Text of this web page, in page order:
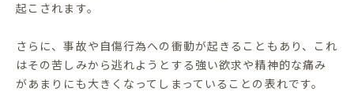
起こされます。
さらに、事故や自傷行為への衝動が起きることもあり、これ
はその苦しみから逃れようとする強い欲求や精神的な痛み
があまりにも大きくなってしまっていることの表れです。